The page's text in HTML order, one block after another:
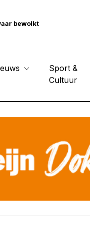
bewolkt
Sport &
Cultuur